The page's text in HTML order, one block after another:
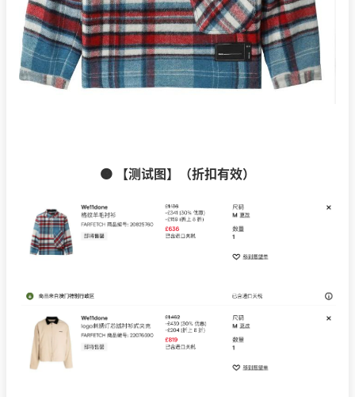
🟠 【测试图】（折扣有效）